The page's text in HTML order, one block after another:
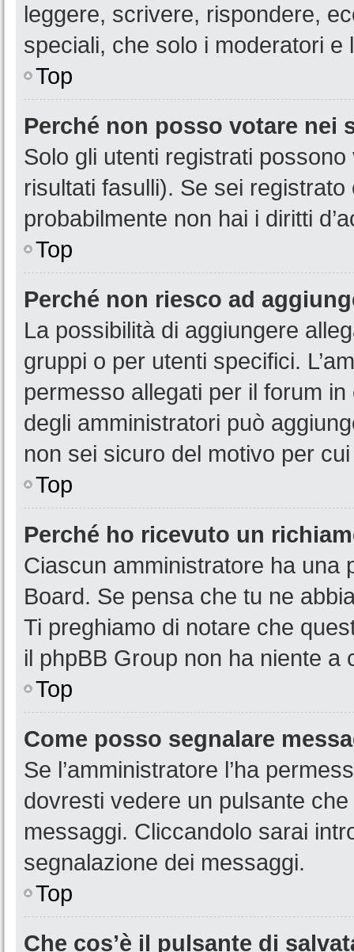
leggere, scrivere, rispondere,
speciali, che solo i moderatori e
Top
Perché non posso votare nei
Solo gli utenti registrati
risultati fasulli). Se sei
probabilmente non hai i diritti
Top
Perché non riesco ad
La possibilità di aggiungere
gruppi o per utenti specifici.
permesso allegati per il forum
degli amministratori può
non sei sicuro del motivo per
Top
Perché ho ricevuto un
Ciascun amministratore ha una
Board. Se pensa che tu ne
Ti preghiamo di notare che
il phpBB Group non ha niente a
Top
Come posso segnalare
Se l’amministratore l’ha
dovresti vedere un pulsante
messaggi. Cliccandolo sarai
segnalazione dei messaggi.
Top
Che cos’è il pulsante di